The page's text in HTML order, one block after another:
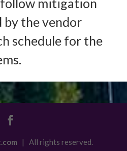
mitigation
by the vendor
schedule for the
| All rights reserved.